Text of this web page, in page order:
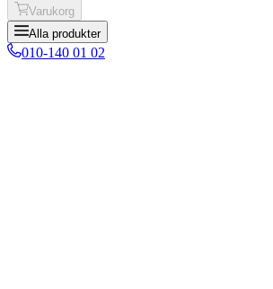
Varukorg
Alla produkter
010-140 01 02